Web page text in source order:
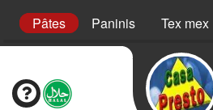
Pâtes Paninis Tex mex